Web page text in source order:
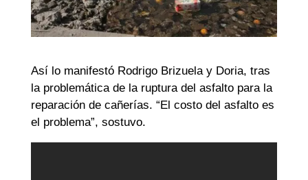
Así lo manifestó Rodrigo Brizuela y Doria, tras
la problemática de la ruptura del asfalto para la
reparación de cañerías. “El costo del asfalto es
el problema”, sostuvo.